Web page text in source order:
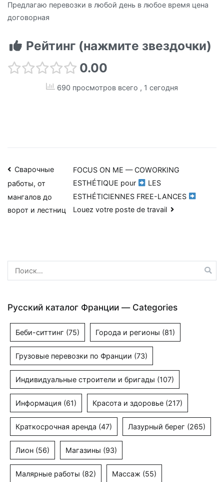
Предлагаю перевозки в любой день в любое время цена
договорная
Рейтинг (нажмите звездочки)
0.00
690 просмотров всего , 1 сегодня
Навигация
по
записям
Сварочные
работы, от
мангалов до
ворот и лестниц
FOCUS ON ME — COWORKING
ESTHÉTIQUE pour
LES
ESTHÉTICIENNES FREE-LANCES
Louez votre poste de travail
Найти:
Русский каталог Франции — Categories
Беби-ситтинг (75) Города и регионы (81)
Грузовые перевозки по Франции (73)
Индивидуальные строители и бригады (107)
Информация (61) Красота и здоровье (217)
Краткосрочная аренда (47) Лазурный берег (265)
Лион (56) Магазины (93)
Малярные работы (82) Массаж (55)